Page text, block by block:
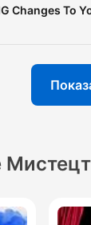
Changes To